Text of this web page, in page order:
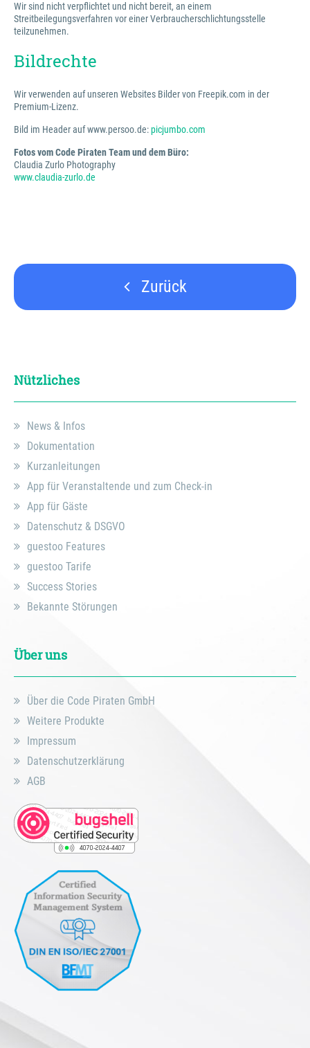
Wir sind nicht verpflichtet und nicht bereit, an einem
Streitbeilegungsverfahren vor einer Verbraucherschlichtungsstelle
teilzunehmen.
Bildrechte
Wir verwenden auf unseren Websites Bilder von Freepik.com in der
Premium-Lizenz.
Bild im Header auf www.persoo.de:picjumbo.com
Fotos vom Code Piraten Team und dem Büro:
Claudia Zurlo Photography
www.claudia-zurlo.de
Zurück
Nützliches
News & Infos
Dokumentation
Kurzanleitungen
App für Veranstaltende und zum Check-in
App für Gäste
Datenschutz & DSGVO
guestoo Features
guestoo Tarife
Success Stories
Bekannte Störungen
Über uns
Über die Code Piraten GmbH
Weitere Produkte
Impressum
Datenschutzerklärung
AGB